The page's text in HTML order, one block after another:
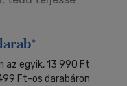
egyik, 13 990 Ft
Ft-os darabáron